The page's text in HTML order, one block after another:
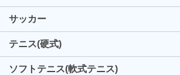
サッカー
テニス(硬式)
ソフトテニス(軟式テニス)